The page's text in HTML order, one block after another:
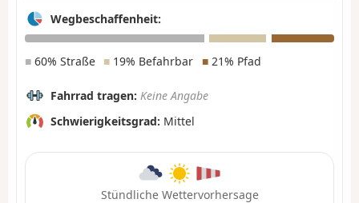
Wegbeschaffenheit:
■ 60% Straße ■ 19% Befahrbar ■21% Pfad
Fahrrad tragen: Keine Angabe
Schwierigkeitsgrad: Mittel
Stündliche Wettervorhersage